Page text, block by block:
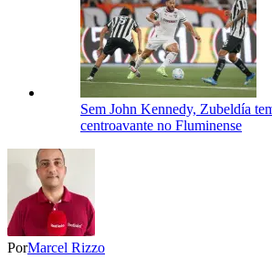
Sem John Kennedy, Zubeldía
centroavante no Fluminense
PorMarcel Rizzo